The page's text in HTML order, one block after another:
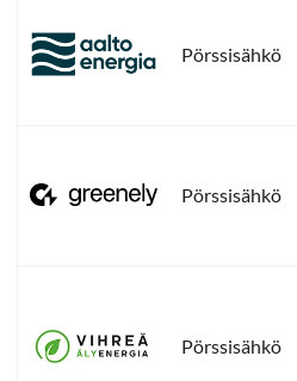
Pörssisähkö
Pörssisähkö
Pörssisähkö